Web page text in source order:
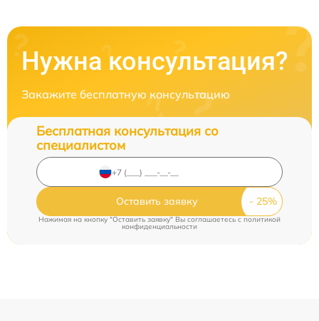
Нужна консультация?
Закажите бесплатную консультацию
Бесплатная консультация со
специалистом
Оставить заявку
Нажимая на кнопку "Оставить заявку" Вы соглашаетесь cполитикой
конфиденциальности